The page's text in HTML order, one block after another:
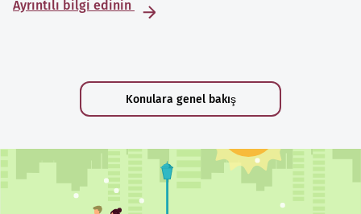
Ayrıntılı bilgi edinin
Konulara genel bakış